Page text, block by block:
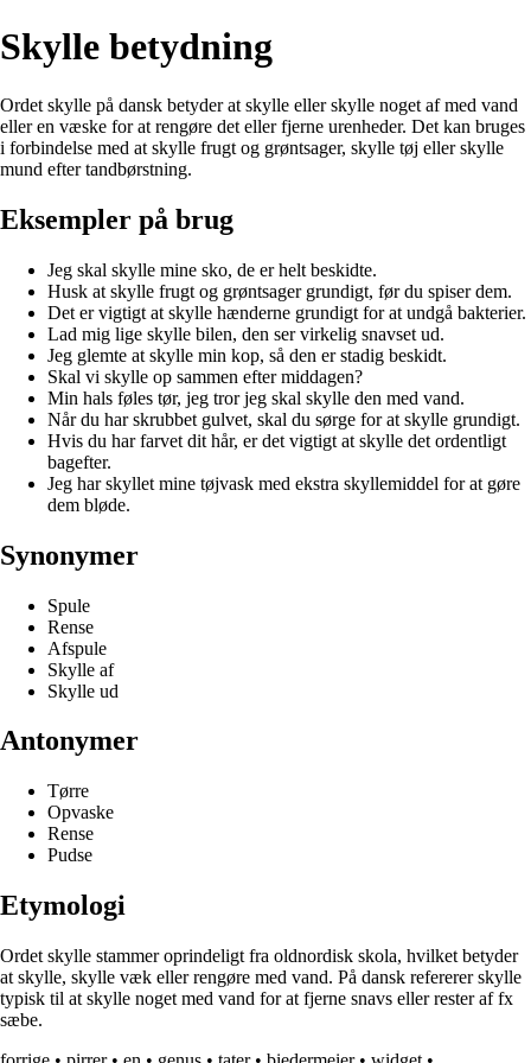
Skylle betydning
Ordet skylle på dansk betyder at skylle eller skylle noget af med vand
eller en væske for at rengøre det eller fjerne urenheder. Det kan bruges
i forbindelse med at skylle frugt og grøntsager, skylle tøj eller skylle
mund efter tandbørstning.
Eksempler på brug
Jeg skal skylle mine sko, de er helt beskidte.
Husk at skylle frugt og grøntsager grundigt, før du spiser dem.
Det er vigtigt at skylle hænderne grundigt for at undgå bakterier.
Lad mig lige skylle bilen, den ser virkelig snavset ud.
Jeg glemte at skylle min kop, så den er stadig beskidt.
Skal vi skylle op sammen efter middagen?
Min hals føles tør, jeg tror jeg skal skylle den med vand.
Når du har skrubbet gulvet, skal du sørge for at skylle grundigt.
Hvis du har farvet dit hår, er det vigtigt at skylle det ordentligt
bagefter.
Jeg har skyllet mine tøjvask med ekstra skyllemiddel for at gøre
dem bløde.
Synonymer
Spule
Rense
Afspule
Skylle af
Skylle ud
Antonymer
Tørre
Opvaske
Rense
Pudse
Etymologi
Ordet skylle stammer oprindeligt fra oldnordisk skola, hvilket betyder
at skylle, skylle væk eller rengøre med vand. På dansk refererer skylle
typisk til at skylle noget med vand for at fjerne snavs eller rester af fx
sæbe.